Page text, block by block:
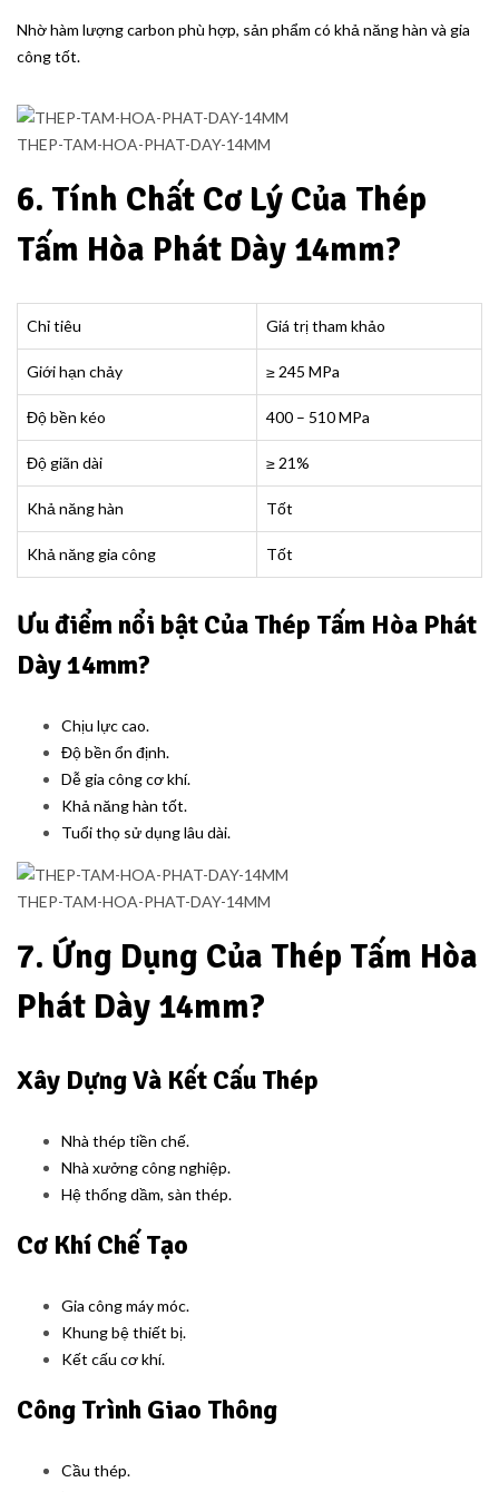
Nhờ hàm lượng carbon phù hợp, sản phẩm có khả năng hàn và gia
công tốt.
THEP-TAM-HOA-PHAT-DAY-14MM
6. Tính Chất Cơ Lý Của Thép
Tấm Hòa Phát Dày 14mm?
Chỉ tiêu Giá trị tham khảo
Giới hạn chảy ≥ 245 MPa
Độ bền kéo 400 – 510 MPa
Độ giãn dài ≥ 21%
Khả năng hàn Tốt
Khả năng gia công Tốt
Ưu điểm nổi bật Của Thép Tấm Hòa Phát
Dày 14mm?
Chịu lực cao.
Độ bền ổn định.
Dễ gia công cơ khí.
Khả năng hàn tốt.
Tuổi thọ sử dụng lâu dài.
THEP-TAM-HOA-PHAT-DAY-14MM
7. Ứng Dụng Của Thép Tấm Hòa
Phát Dày 14mm?
Xây Dựng Và Kết Cấu Thép
Nhà thép tiền chế.
Nhà xưởng công nghiệp.
Hệ thống dầm, sàn thép.
Cơ Khí Chế Tạo
Gia công máy móc.
Khung bệ thiết bị.
Kết cấu cơ khí.
Công Trình Giao Thông
Cầu thép.